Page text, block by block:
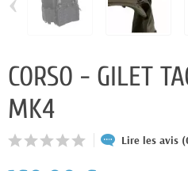
CORSO - GILET
MK4
Lire les avis